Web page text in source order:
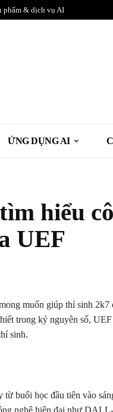
phẩm & dịch vụ AI
ỨNG DỤNG AI
hiểu
UEF
muốn giúp thí sinh 2k7
trong kỷ nguyên số,
sinh.
từ buổi học đầu tiên vào